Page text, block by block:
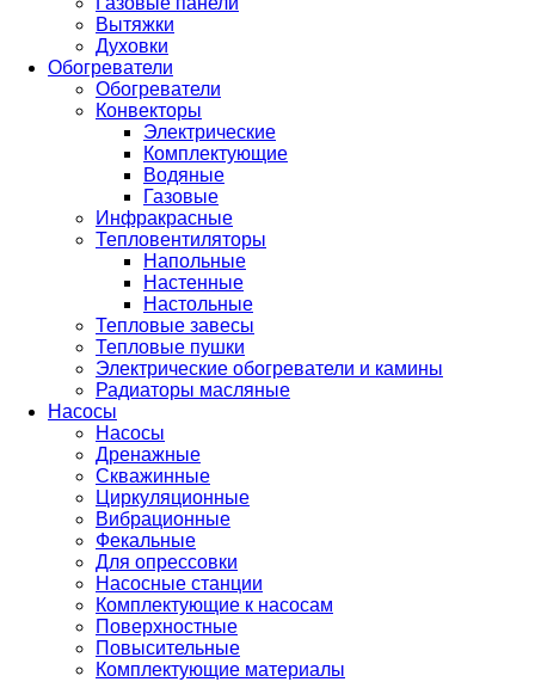
Вытяжки
Духовки
Обогреватели
Обогреватели
Конвекторы
Электрические
Комплектующие
Водяные
Газовые
Инфракрасные
Тепловентиляторы
Напольные
Настенные
Настольные
Тепловые завесы
Тепловые пушки
Электрические обогреватели и камины
Радиаторы масляные
Насосы
Насосы
Дренажные
Скважинные
Циркуляционные
Вибрационные
Фекальные
Для опрессовки
Насосные станции
Комплектующие к насосам
Поверхностные
Повысительные
Комплектующие материалы